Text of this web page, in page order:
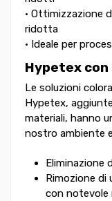
• Ottimizzazione
ridotta
• Ideale per
Hypetex
Le soluzioni
Hypetex,
materiali, hanno
nostro ambiente
Eliminazione
Rimozione
con notevole